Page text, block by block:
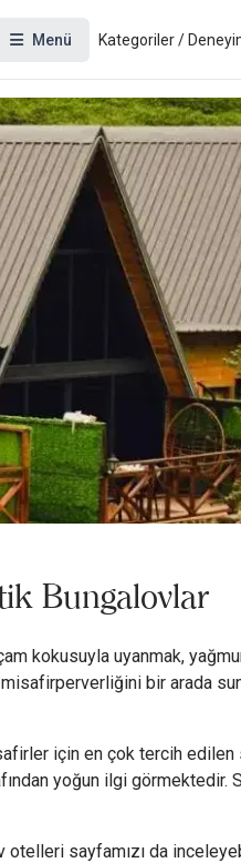
Menü Kategoriler /
Bungalovlar
kokusuyla uyanmak,
bir arada
için en çok tercih edilen
yoğun ilgi
otelleri sayfamızı da